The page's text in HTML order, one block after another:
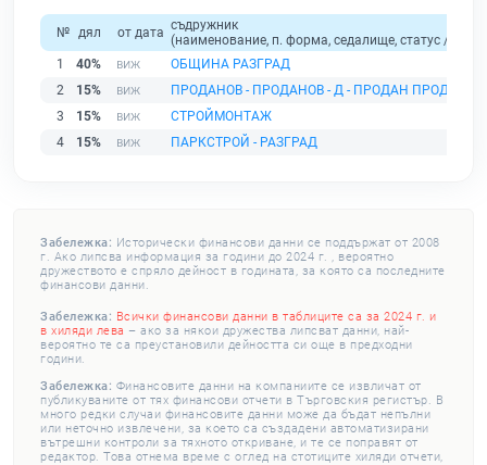
№ дял от дата съдружник
(наименование, п. форма, седалище, статус /
1
40%
ОБЩИНА РАЗГРАД
2
15%
ПРОДАНОВ - ПРОДАНОВ - Д - ПРОДАН ПРОДАНОВ
3
15%
СТРОЙМОНТАЖ
4
15% ПАРКСТРОЙ - РАЗГРАД
Забележка: Исторически финансови данни се поддържат от 2008
г. Ако липсва информация за години до 2024 г. , вероятно
дружеството е спряло дейност в годината, за която са последните
финансови данни.
Забележка: Всички финансови данни в таблиците са за 2024 г. и
в хиляди лева – ако за някои дружества липсват данни, най-
вероятно те са преустановили дейността си още в предходни
години.
Забележка: Финансовите данни на компаниите се извличат от
публикуваните от тях финансови отчети в Търговския регистър. В
много редки случаи финансовите данни може да бъдат непълни
или неточно извлечени, за което са създадени автоматизирани
вътрешни контроли за тяхното откриване, и те се поправят от
редактор. Това отнема време с оглед на стотиците хиляди отчети,